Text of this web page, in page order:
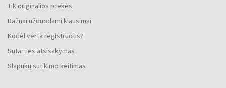
Tik originalios prekės
Dažnai užduodami klausimai
Kodėl verta registruotis?
Sutarties atsisakymas
Slapukų sutikimo keitimas